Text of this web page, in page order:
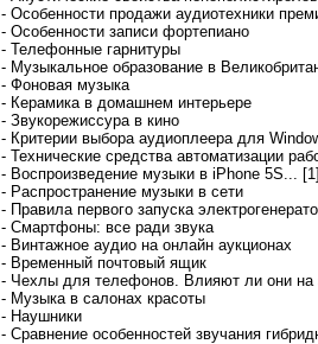
- Особенности продажи аудиотехники
- Особенности записи фортепиано
- Телефонные гарнитуры
- Музыкальное образование в
- Фоновая музыка
- Керамика в домашнем интерьере
- Звукорежиссура в кино
- Критерии выбора аудиоплеера для
- Технические средства автоматизации
- Воспроизведение музыки в iPhone 5S... [1]
- Распространение музыки в сети
- Правила первого запуска
- Смартфоны: все ради звука
- Винтажное аудио на онлайн аукционах
- Временный почтовый ящик
- Чехлы для телефонов. Влияют ли они на
- Музыка в салонах красоты
- Наушники
- Сравнение особенностей звучания